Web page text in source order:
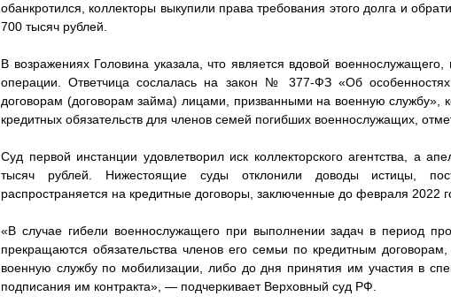
обанкротился, коллекторы выкупили права требования этого долга и
700 тысяч рублей.
В возражениях Головина указала, что является вдовой
операции. Ответчица сослалась на закон № 377-ФЗ «Об особенностях
договорам (договорам займа) лицами, призванными на военную службу»,
кредитных обязательств для членов семей погибших военнослужащих,
Суд первой инстанции удовлетворил иск коллекторского агентства, а
тысяч рублей. Нижестоящие суды отклонили доводы истицы,
распространяется на кредитные договоры, заключенные до февраля 2022
«В случае гибели военнослужащего при выполнении задач в период
прекращаются обязательства членов его семьи по кредитным
военную службу по мобилизации, либо до дня принятия им участия в
подписания им контракта», — подчеркивает Верховный суд РФ.